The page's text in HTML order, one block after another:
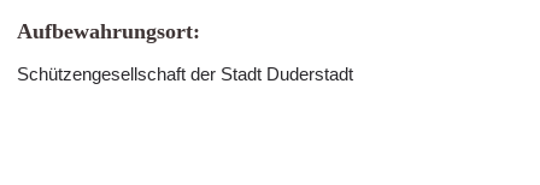
Aufbewahrungsort:
Schützengesellschaft der Stadt Duderstadt